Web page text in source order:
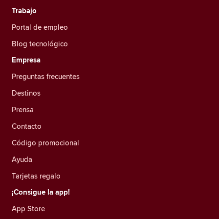
Trabajo
Portal de empleo
Blog tecnológico
Empresa
Preguntas frecuentes
Destinos
Prensa
Contacto
Código promocional
Ayuda
Tarjetas regalo
¡Consigue la app!
App Store